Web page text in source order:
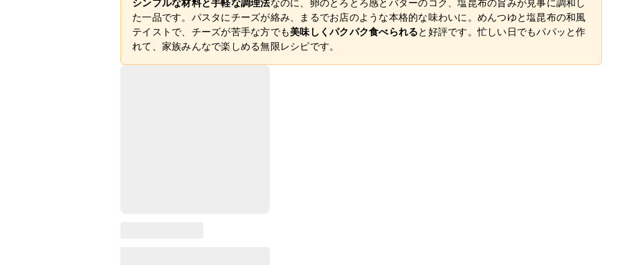
シンプルな材料と手軽な調理法なのに、卵のとろとろ感とバターのコク、塩昆布の旨みが見事に調和し
た一品です。パスタにチーズが絡み、まるでお店のような本格的な味わいに。めんつゆと塩昆布の和風
テイストで、チーズが苦手な方でも美味しくパクパク食べられると好評です。忙しい日でもパパッと作
れて、家族みんなで楽しめる無限レシピです。